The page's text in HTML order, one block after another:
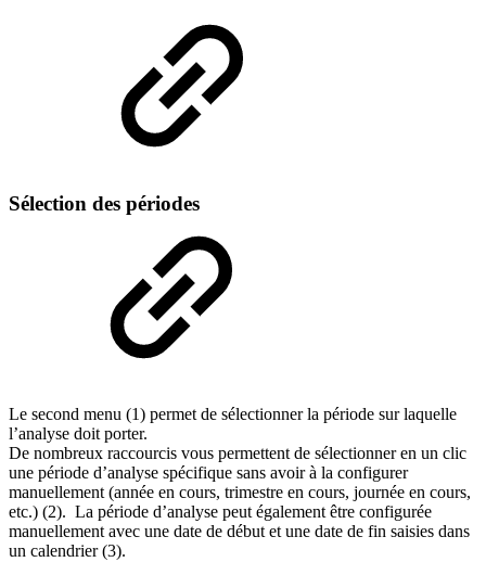
Sélection des périodes
Le second menu (1) permet de sélectionner la période sur laquelle
l’analyse doit porter.
De nombreux raccourcis vous permettent de sélectionner en un clic
une période d’analyse spécifique sans avoir à la configurer
manuellement (année en cours, trimestre en cours, journée en cours,
etc.) (2). La période d’analyse peut également être configurée
manuellement avec une date de début et une date de fin saisies dans
un calendrier (3).